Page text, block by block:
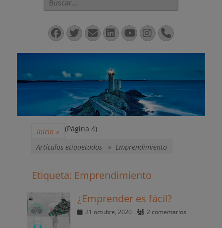
Facebook
Twitter
Correo
electrónico
LinkedIn
YouTube
Instagram
Teléfono
Inicio »
Artículos etiquetados » Emprendimiento
(Página 4)
Etiqueta: Emprendimiento
¿Emprender es fácil?
Publicado
21 octubre, 2020 2 comentarios